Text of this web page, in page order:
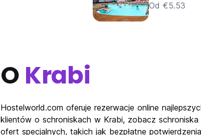
Od €5.53
O Krabi
Hostelworld.com oferuje rezerwacje online
klientów o schroniskach w Krabi, zobacz
ofert specjalnych, takich jak bezpłatne